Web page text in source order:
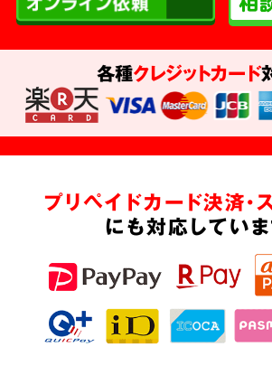
各種クレジットカード
プリペイドカード決済・
にも対応してい